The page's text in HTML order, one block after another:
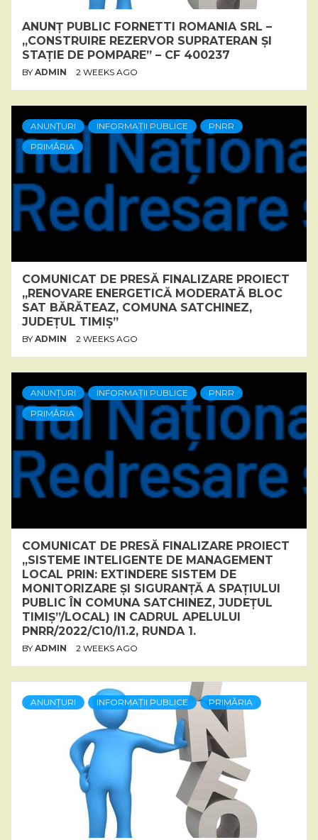
ANUNȚ PUBLIC FORNETTI ROMANIA SRL –
„CONSTRUIRE REZERVOR SUPRATERAN ȘI
STAȚIE DE POMPARE” – CF 400237
BY ADMIN 2 WEEKS AGO
ANUNȚURI INFORMAȚII PUBLICE
PNRR
PRIMĂRIA
COMUNICAT DE PRESĂ FINALIZARE PROIECT
„RENOVARE ENERGETICĂ MODERATĂ BLOC
SAT BĂRĂTEAZ, COMUNA SATCHINEZ,
JUDEȚUL TIMIȘ”
BY ADMIN 2 WEEKS AGO
ANUNȚURI INFORMAȚII PUBLICE
PNRR
PRIMĂRIA
COMUNICAT DE PRESĂ FINALIZARE PROIECT
„SISTEME INTELIGENTE DE MANAGEMENT
LOCAL PRIN: EXTINDERE SISTEM DE
MONITORIZARE ȘI SIGURANȚĂ A SPAȚIULUI
PUBLIC ÎN COMUNA SATCHINEZ, JUDEȚUL
TIMIȘ”/LOCAL) IN CADRUL APELULUI
PNRR/2022/C10/I1.2, RUNDA 1.
BY ADMIN 2 WEEKS AGO
ANUNȚURI INFORMAȚII PUBLICE PRIMĂRIA